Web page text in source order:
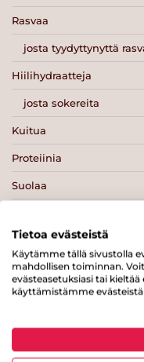
Rasvaa
josta tyydyttynyttä
Hiilihydraatteja
josta sokereita
Kuitua
Proteiinia
Suolaa
Tulosta sivu
Tietoa evästeistä
Käytämme tällä sivustolla
mahdollisen toiminnan.
evästeasetuksiasi tai
käyttämistämme